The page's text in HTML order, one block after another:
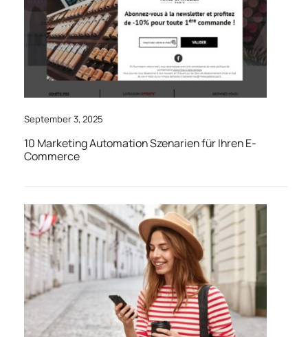
September 3, 2025
10 Marketing Automation Szenarien für Ihren E-
Commerce